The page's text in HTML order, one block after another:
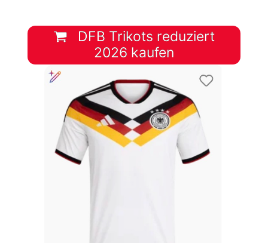
DFB Trikots reduziert
2026 kaufen